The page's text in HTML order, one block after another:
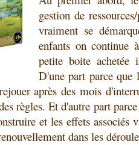
gestion de
vraiment se
enfants on continue
petite boite achetée
D'une part parce que
après des mois
règles. Et d'autre part
et les effets associés
dans les